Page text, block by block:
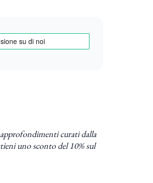
curati dalla
uno sconto del 10% sul